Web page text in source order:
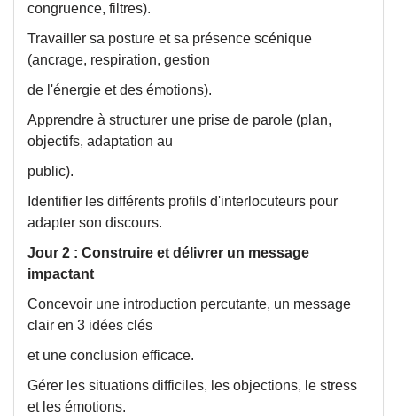
congruence, filtres).
Travailler sa posture et sa présence scénique
(ancrage, respiration, gestion
de l'énergie et des émotions).
Apprendre à structurer une prise de parole (plan,
objectifs, adaptation au
public).
Identifier les différents profils d'interlocuteurs pour
adapter son discours.
Jour 2 : Construire et délivrer un message
impactant
Concevoir une introduction percutante, un message
clair en 3 idées clés
et une conclusion efficace.
Gérer les situations difficiles, les objections, le stress
et les émotions.